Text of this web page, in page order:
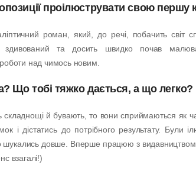
проілюструвати свою першу
роман, який, до речі, побачить світ
здивований та досить швидко почав
роботи над чимось новим.
Що тобі тяжко дається, а що легко?
складнощі й бувають, то вони сприймаються як
і дістатись до потрібного результату. Були
довше. Вперше працюю з видавництвом,
взагалі!)